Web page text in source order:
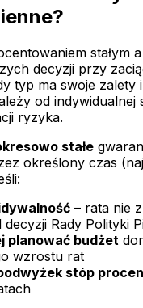
stałym
decyzji przy
typ ma swoje zalety
od indywidualnej
ryzyka.
stałe
określony czas
– rata nie
decyzji Rady Polityki
planować budżet
wzrostu rat
stóp